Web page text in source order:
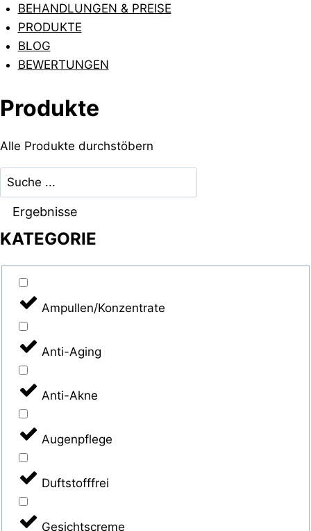
BEHANDLUNGEN & PREISE
PRODUKTE
BLOG
BEWERTUNGEN
Produkte
Alle Produkte durchstöbern
Search
...
Ergebnisse
KATEGORIE
Ampullen/Konzentrate
Anti-Aging
Anti-Akne
Augenpflege
Duftstofffrei
Gesichtscreme